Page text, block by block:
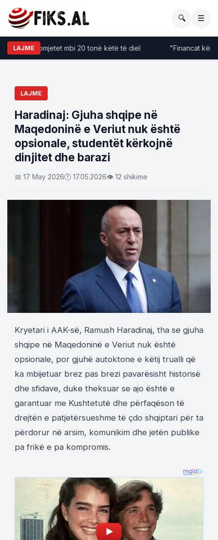
🔍 ☰
LAJME Pa kufizime për automjetet mbi 20 tonë këtë të diel
LAJME
​Haradinaj: Gjuha shqipe në
Maqedoninë e Veriut nuk është
opsionale, studentët kërkojnë
dinjitet dhe barazi
📅 17 May 2026🕐 17.05.2026👁 12 shikime
Kryetari i AAK-së, Ramush Haradinaj, tha se gjuha
shqipe në Maqedoninë e Veriut nuk është
opsionale, por gjuhë autoktone e këtij trualli që
ka mbijetuar brez pas brezi pavarësisht historisë
dhe sfidave, duke theksuar se ajo është e
garantuar me Kushtetutë dhe përfaqëson të
drejtën e patjetërsueshme të çdo shqiptari për ta
përdorur në arsim, komunikim dhe jetën publike
pa frikë e pa kompromis.